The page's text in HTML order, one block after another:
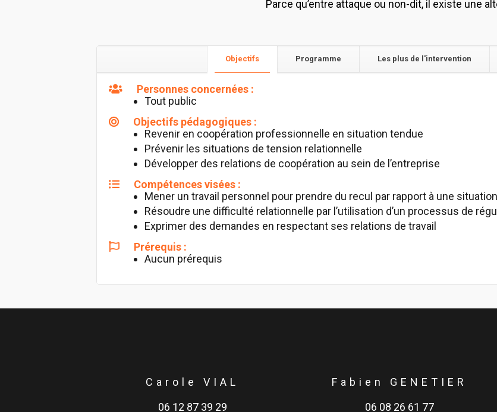
Parce qu’entre attaque ou non-dit, il existe une
Objectifs Programme Les plus de l'intervention
Personnes concernées :
Tout public
Objectifs pédagogiques :
Revenir en coopération professionnelle en situation tendue
Prévenir les situations de tension relationnelle
Développer des relations de coopération au sein de l’entreprise
Compétences visées :
Mener un travail personnel pour prendre du recul par rapport à une
Résoudre une difficulté relationnelle par l’utilisation d’un processus de
Exprimer des demandes en respectant ses relations de travail
Prérequis :
Aucun prérequis
Carole VIAL
06 12 87 39 29
Fabien GENETIER
06 08 26 61 77